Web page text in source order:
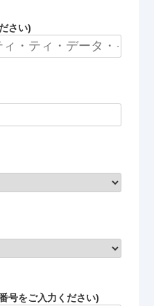
さい)
号をご入力ください)